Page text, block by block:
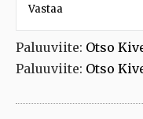
Vastaa
Paluuviite: Otso
Paluuviite: Otso